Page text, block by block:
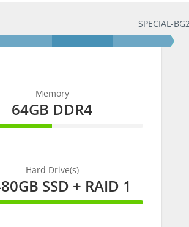
SPECIAL-
Memory
64GB DDR4
Hard Drive(s)
SSD + RAID 1